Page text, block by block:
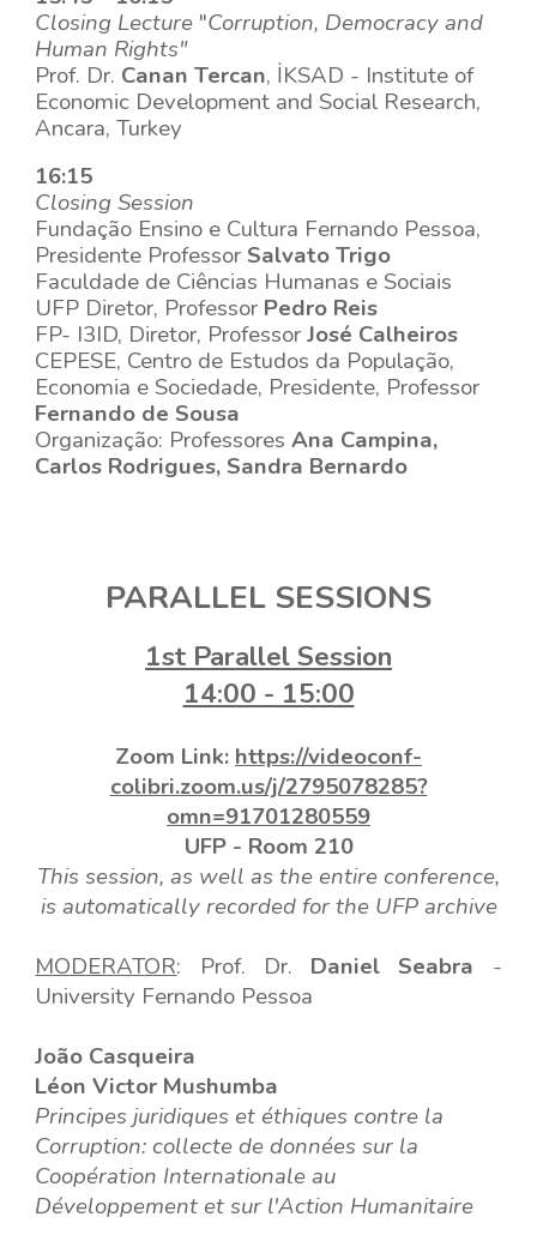
Closing Lecture "Corruption, Democracy and
Human Rights"
Prof. Dr. Canan Tercan, İKSAD - Institute of
Economic Development and Social Research,
Ancara, Turkey
16:15
Closing Session
Fundação Ensino e Cultura Fernando Pessoa,
Presidente Professor Salvato Trigo
Faculdade de Ciências Humanas e Sociais
UFP Diretor, Professor Pedro Reis
FP- I3ID, Diretor, ProfessorJosé Calheiros
CEPESE, Centro de Estudos da População,
Economia e Sociedade, Presidente, Professor
Fernando de Sousa
Organização: ProfessoresAna Campina,
Carlos Rodrigues, Sandra Bernardo
PARALLEL SESSIONS
1st ParallelSession
14:00 - 15:00
Zoom Link: https://videoconf-
colibri.zoom.us/j/2795078285?
omn=91701280559
UFP - Room 210
This session, as well as the entire conference,
is automatically recorded for the UFP archive
MODERATOR: Prof. Dr. Daniel Seabra -
University Fernando Pessoa
João Casqueira
Léon Victor Mushumba
Principes juridiques et éthiques contre la
Corruption: collecte de données sur la
Coopération Internationale au
Développement et sur l'Action Humanitaire